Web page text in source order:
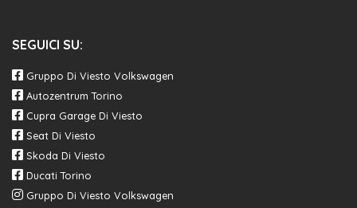
SEGUICI SU:
Gruppo Di Viesto Volkswagen
Autozentrum Torino
Cupra Garage Di Viesto
Seat Di Viesto
Skoda Di Viesto
Ducati Torino
Gruppo Di Viesto Volkswagen